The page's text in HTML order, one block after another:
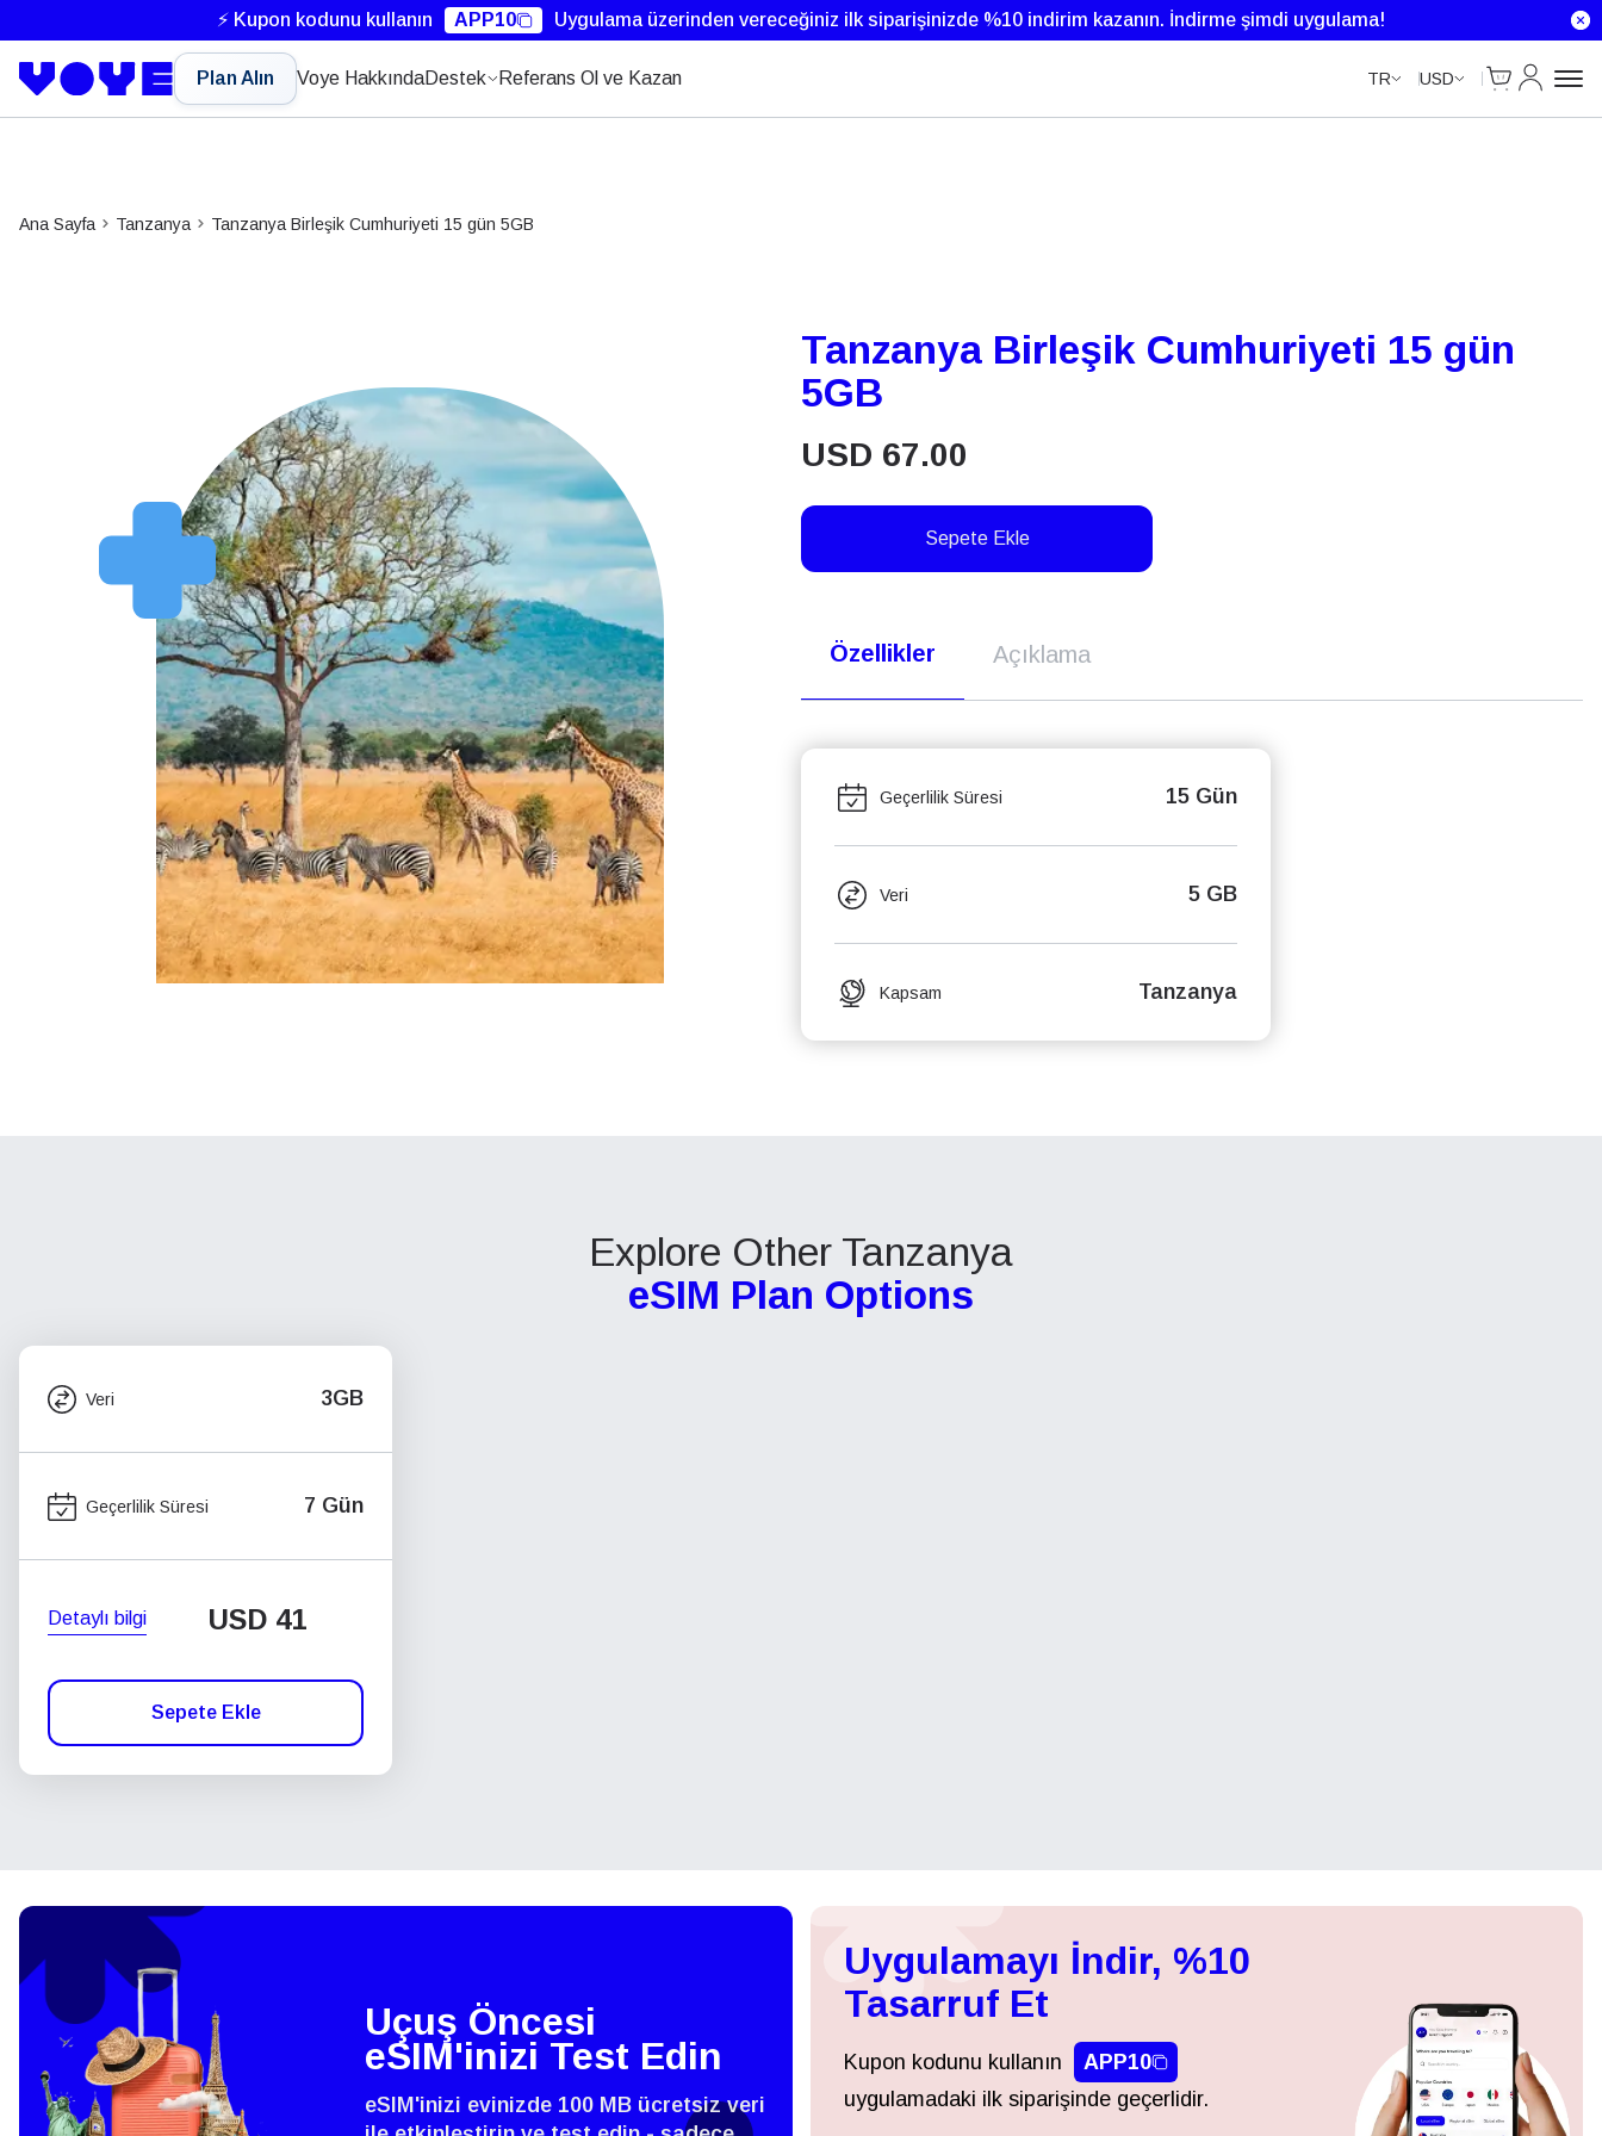
⚡ Kupon kodunu kullanın APP10 Uygulama üzerinden vereceğiniz ilk siparişinizde %10 indirim kazanın. İndirme şimdi uygulama!
Plan Alın Voye HakkındaDestek Referans Ol ve Kazan TR USD
Cart
Hesabım
Ana Sayfa Tanzanya Tanzanya Birleşik Cumhuriyeti 15 gün 5GB
Tanzanya Birleşik Cumhuriyeti 15 gün
5GB
USD 67.00
Sepete Ekle
Özellikler Açıklama
Geçerlilik Süresi 15 Gün
Veri 5 GB
Kapsam Tanzanya
Explore Other Tanzanya
eSIM Plan Options
Veri 3GB
Geçerlilik Süresi 7 Gün
Detaylı bilgi USD 41
Sepete Ekle
Uçuş Öncesi
eSIM'inizi Test Edin
eSIM'inizi evinizde 100 MB ücretsiz veri
Uygulamayı İndir, %10
Tasarruf Et
Kupon kodunu kullanın
APP10
uygulamadaki ilk siparişinde geçerlidir.